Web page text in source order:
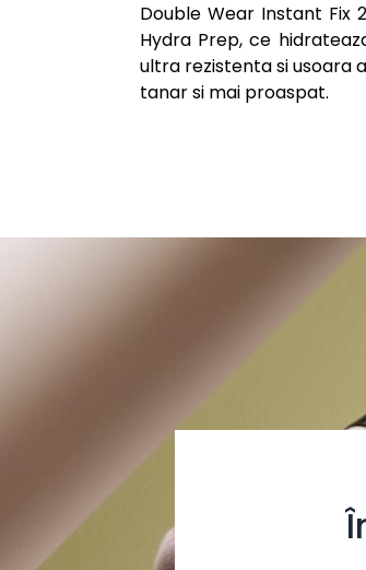
Double Wear Instant Fix
Hydra Prep, ce
ultra rezistenta si usoara
tanar si mai proaspat.